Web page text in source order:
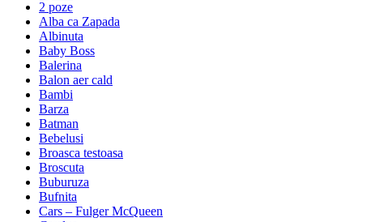
2 poze
Alba ca Zapada
Albinuta
Baby Boss
Balerina
Balon aer cald
Bambi
Barza
Batman
Bebelusi
Broasca testoasa
Broscuta
Buburuza
Bufnita
Cars – Fulger McQueen